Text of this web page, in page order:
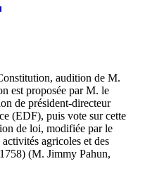
audition de M.
est proposée par M. le
de président-directeur
(EDF), puis vote sur cette
de loi, modifiée par le
agricoles et des
(M. Jimmy Pahun,